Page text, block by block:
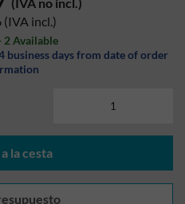
(IVA incl.)
2 Available
business days from date of order
la cesta